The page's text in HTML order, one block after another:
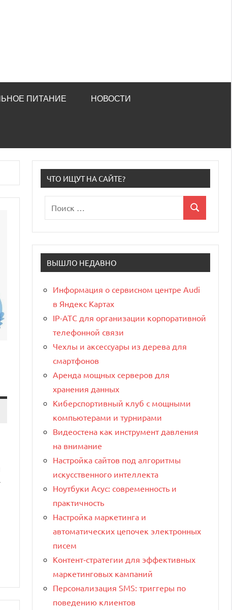
ПИТАНИЕ НОВОСТИ
ЧТО ИЩУТ НА САЙТЕ?
для:
Поиск
ВЫШЛО НЕДАВНО
Информация о сервисном центре Audi
в Яндекс Картах
IP-АТС для организации корпоративной
телефонной связи
Чехлы и аксессуары из дерева для
смартфонов
Аренда мощных серверов для
хранения данных
Киберспортивный клуб с мощными
компьютерами и турнирами
Видеостена как инструмент давления
на внимание
Настройка сайтов под алгоритмы
искусственного интеллекта
Ноутбуки Асус: современность и
практичность
Настройка маркетинга и
автоматических цепочек электронных
писем
Контент‑стратегии для эффективных
маркетинговых кампаний
Персонализация SMS: триггеры по
поведению клиентов